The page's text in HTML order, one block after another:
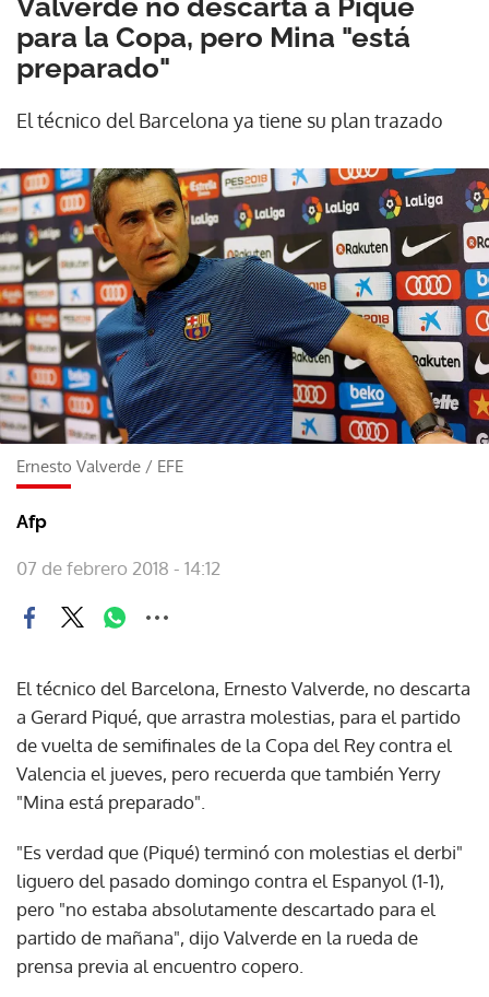
Valverde no descarta a Piqué
para la Copa, pero Mina "está
preparado"
El técnico del Barcelona ya tiene su plan trazado
Ernesto Valverde / EFE
Afp
07 de febrero 2018 - 14:12
El técnico del Barcelona, Ernesto Valverde, no descarta
a Gerard Piqué, que arrastra molestias, para el partido
de vuelta de semifinales de la Copa del Rey contra el
Valencia el jueves, pero recuerda que también Yerry
"Mina está preparado".
"Es verdad que (Piqué) terminó con molestias el derbi"
liguero del pasado domingo contra el Espanyol (1-1),
pero "no estaba absolutamente descartado para el
partido de mañana", dijo Valverde en la rueda de
prensa previa al encuentro copero.